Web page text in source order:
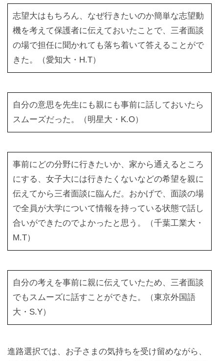
志望大はもちろん、なぜ行きたいのか簡単な志望動
機を考えて保護者に伝えておいたことで、三者面談
の場で担任に聞かれても落ち着いて答えることがで
きた。（愛知大・H.T）
自分の意思を先生にも親にも事前に話しておいたら
スムーズだった。（明星大・K.O）
事前にどの分野に行きたいか、家から通えるところ
にする、女子大には行きたくないなどの希望を親に
伝えてから三者面談に臨んだ。おかげで、面談の場
で全員が大学について情報を持っている状態で話し
合いができたのでよかったと思う。（千葉工業大・
M.T）
自分の考えを事前に親に伝えていたため、三者面談
でもスムーズに話すことができた。（東京外国語
大・S.Y）
進路選択では、お子さまの気持ちを受け留めながら、